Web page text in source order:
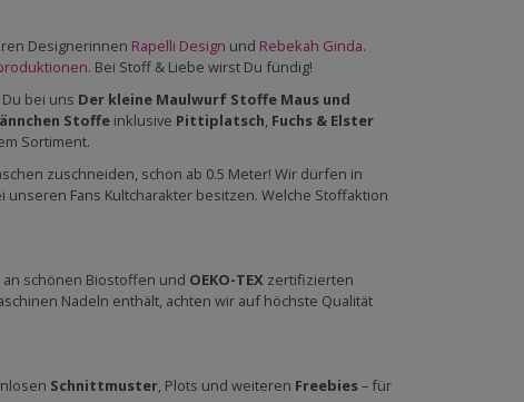
Designerinnen Rapelli Design und Rebekah Ginda.
. Bei Stoff & Liebe wirst Du fündig!
bei uns Der kleine Maulwurf Stoffe Maus und
Stoffe inklusive Pittiplatsch, Fuchs & Elster
Sortiment.
zuschneiden, schon ab 0.5 Meter! Wir dürfen in
Fans Kultcharakter besitzen. Welche Stoffaktion
schönen Biostoffen und OEKO-TEX zertifizierten
Nadeln enthält, achten wir auf höchste Qualität
Schnittmuster, Plots und weiteren Freebies– für